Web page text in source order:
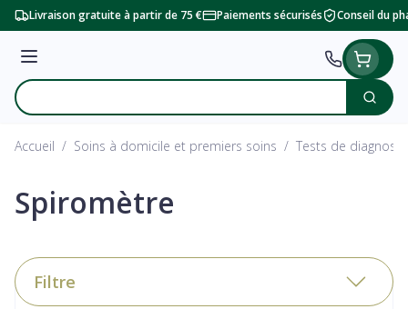
Aller au contenu
Livraison gratuite à partir de 75 € Paiements sécurisés Conseil du
Menu
Rechercher
Accueil / Soins à domicile et premiers soins / Tests de
Spiromètre
Filtre